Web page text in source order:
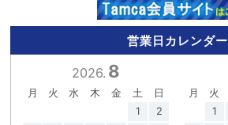
営業日カレンダー
2026. 8
月 火 水 木 金 土
日
1
2
月 火
1